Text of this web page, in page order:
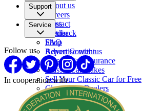
About us
Careers
Press
Partner
Support
Contact
Feedback
FAQ
Report Content
Service
Shop
Advertise with us
Classic Car Insurance
Classic Car makes
Sell Your Classic Car for Free
Classic Car Dealers
Follow us
In cooperation with